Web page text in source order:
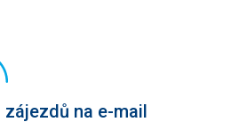
na e-mail